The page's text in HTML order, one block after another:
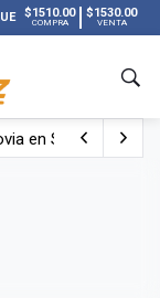
$1510.00
COMPRA
$1530.00
VENTA
en San Luis: